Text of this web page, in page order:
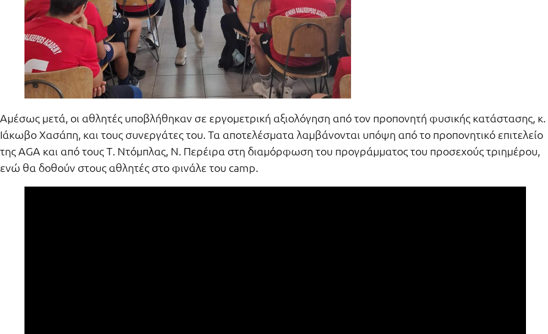
Αμέσως μετά, οι αθλητές υποβλήθηκαν σε εργομετρική αξιολόγηση από τον προπονητή φυσικής κατάστασης, κ.
Ιάκωβο Χασάπη, και τους συνεργάτες του. Τα αποτελέσματα λαμβάνονται υπόψη από το προπονητικό επιτελείο
της AGA και από τους Τ. Ντόμπλας, Ν. Περέιρα στη διαμόρφωση του προγράμματος του προσεχούς τριημέρου,
ενώ θα δοθούν στους αθλητές στο φινάλε του camp.